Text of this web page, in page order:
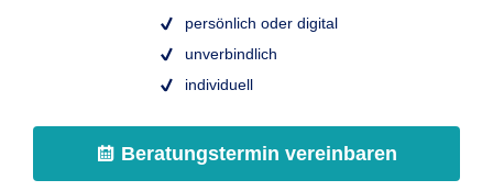
persönlich oder digital
unverbindlich
individuell
Beratungstermin vereinbaren